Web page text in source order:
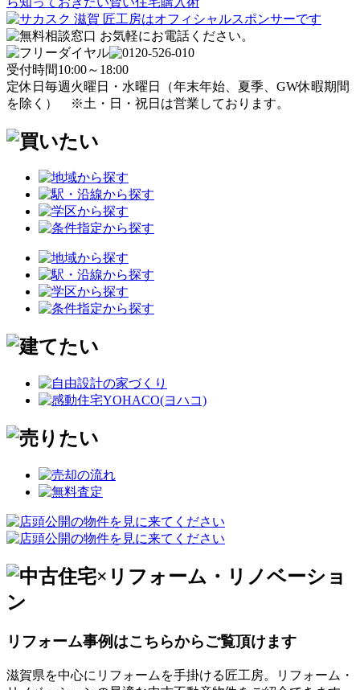
受付時間10:00～18:00
定休日 毎週火曜日・水曜日
（年末年始、夏季、GW休暇期間
を除く）
※土・日・祝日は営業しております。
リフォーム事例はこちらからご覧頂けます
滋賀県を中心にリフォームを手掛ける匠工房。リフォーム・